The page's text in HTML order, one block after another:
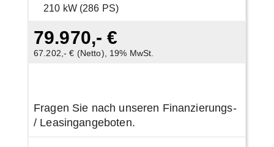
210 kW (286 PS)
79.970,- €
67.202,- € (Netto), 19% MwSt.
Fragen Sie nach unseren Finanzierungs-
/ Leasingangeboten.